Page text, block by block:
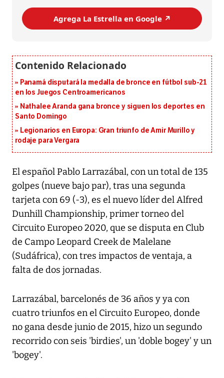
Agrega La Estrella en Google ↗️
Panamá disputará la medalla de bronce en fútbol sub-21
en los Juegos Centroamericanos
Nathalee Aranda gana bronce y siguen los deportes en
Santo Domingo
Legionarios en Europa: Gran triunfo de Amir Murillo y
rodaje para Vergara
El español Pablo Larrazábal, con un total de 135
golpes (nueve bajo par), tras una segunda
tarjeta con 69 (-3), es el nuevo líder del Alfred
Dunhill Championship, primer torneo del
Circuito Europeo 2020, que se disputa en Club
de Campo Leopard Creek de Malelane
(Sudáfrica), con tres impactos de ventaja, a
falta de dos jornadas.
Larrazábal, barcelonés de 36 años y ya con
cuatro triunfos en el Circuito Europeo, donde
no gana desde junio de 2015, hizo un segundo
recorrido con seis 'birdies', un 'doble bogey' y un
'bogey'.